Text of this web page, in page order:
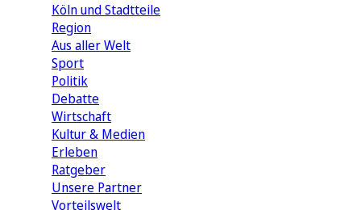
Köln und Stadtteile
Region
Aus aller Welt
Sport
Politik
Debatte
Wirtschaft
Kultur & Medien
Erleben
Ratgeber
Unsere Partner
Vorteilswelt